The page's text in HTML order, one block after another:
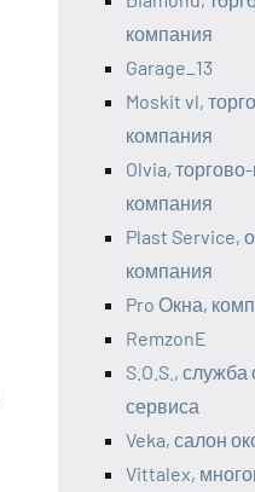
компания
Garage_13
Moskit vl,
компания
Olvia,
компания
Plast Service,
компания
Pro Окна,
RemzonE
S.O.S., служба
сервиса
Veka, салон
Vittalex,